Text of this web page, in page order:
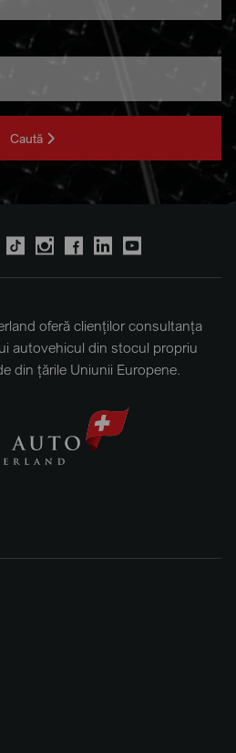
Caută
oferă clienților consultanța
autovehicul din stocul propriu
din țările Uniunii Europene.